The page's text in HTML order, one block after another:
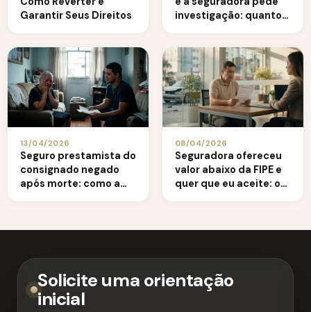
Garantir Seus Direitos
investigação: quanto
13/04/2026
Seguro prestamista do
consignado negado
após morte: como a
08/04/2026
Seguradora ofereceu
valor abaixo da FIPE e
quer que eu aceite: o
Solicite uma orientação
inicial